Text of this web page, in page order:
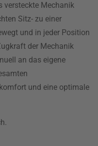
versteckte Mechanik
Sitz- zu einer
und in jeder Position
der Mechanik
an das eigene
und eine optimale